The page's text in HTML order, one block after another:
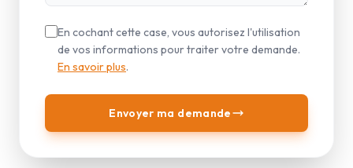
En cochant cette case, vous autorisez l'utilisation
de vos informations pour traiter votre demande.
En savoir plus.
Envoyer ma demande